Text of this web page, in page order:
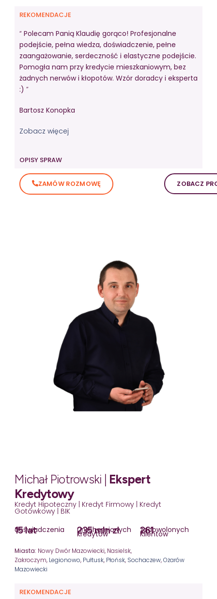
REKOMENDACJE
“ Polecam Panią Klaudię gorąco! Profesjonalne
podejście, pełna wiedza, doświadczenie, pełne
zaangażowanie, serdeczność i elastyczne podejście.
Pomogła nam przy kredycie mieszkaniowym, bez
żadnych nerwów i kłopotów. Wzór doradcy i eksperta
:) ”
Bartosz Konopka
Zobacz więcej
OPISY SPRAW
ZAMÓW ROZMOWĘ ZOBACZ
Michał Piotrowski | Ekspert
Kredytowy
Kredyt Hipoteczny | Kredyt Firmowy | Kredyt
Gotówkowy | BIK
15 lat
doświadczenia 235 mln zł
uruchomionych
kredytów 261
zadowolonych
Klientów
Miasta: Nowy Dwór Mazowiecki, Nasielsk,
Zakroczym, Legionowo, Pułtusk, Płońsk, Sochaczew,Ożarów
Mazowiecki
REKOMENDACJE